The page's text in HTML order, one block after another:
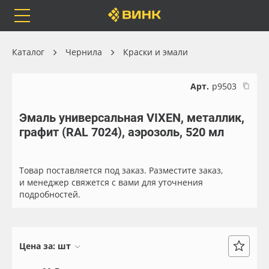
Каталог
Бренды
Оплата
Весь каталог
Самоклеящиеся плёнки
Чернила
Каталог Чернила Краски и эмали
Арт. р9503
Эмаль универсальная VIXEN, металлик,
графит (RAL 7024), аэрозоль, 520 мл
Товар поставляется под заказ. Разместите заказ,
и менеджер свяжется с вами для уточнения
подробностей.
Цена за: шт